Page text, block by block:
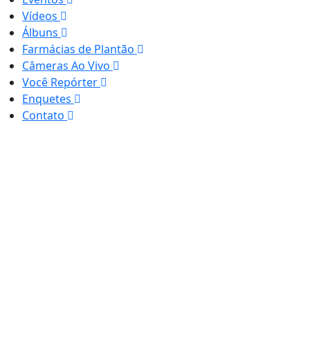
Vídeos
Álbuns
Farmácias de Plantão
Câmeras Ao Vivo
Você Repórter
Enquetes
Contato